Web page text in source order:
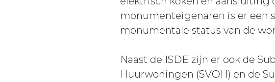
monumenteigenaren is er een
monumentale status van de
Naast de ISDE zijn er ook de
Huurwoningen (SVOH) en de